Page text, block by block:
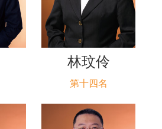
林玟伶
第十四名